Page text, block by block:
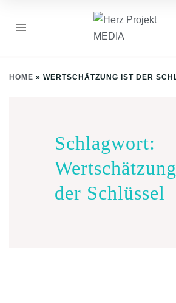
HOME » WERTSCHÄTZUNG IST DER
Schlagwort:
der Schlüssel